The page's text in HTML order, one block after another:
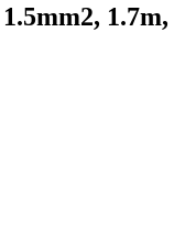
1.7m,